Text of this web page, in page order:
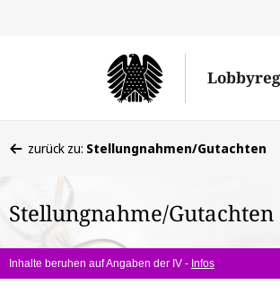
befinden
hier:
zurück zu: Stellungnahmen/Gutachten
Stellungnahme/Gutachten
Inhalte beruhen auf Angaben der IV - Infos